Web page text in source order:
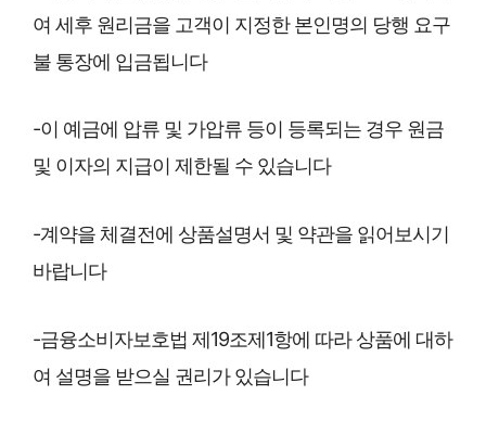
여 세후 원리금을 고객이 지정한 본인명의 당행 요구
불 통장에 입금됩니다
-이 예금에 압류 및 가압류 등이 등록되는 경우 원금
및 이자의 지급이 제한될 수 있습니다
-계약을 체결전에 상품설명서 및 약관을 읽어보시기
바랍니다
-금융소비자보호법 제19조제1항에 따라 상품에 대하
여 설명을 받으실 권리가 있습니다